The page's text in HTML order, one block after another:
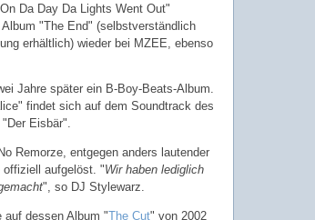
Da Day Da Lights Went Out"
"The End" (selbstverständlich
erhältlich) wieder bei MZEE, ebenso
Jahre später ein B-Boy-Beats-Album.
findet sich auf dem Soundtrack des
Eisbär".
Remorze, entgegen anders lautender
offiziell aufgelöst. "Wir haben lediglich
", so DJ Stylewarz.
auf dessen Album "The Cut" von 2002